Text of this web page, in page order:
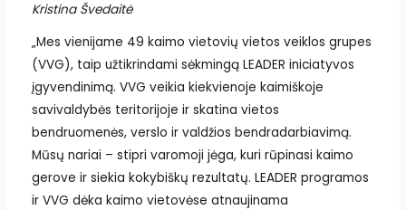
Kristina Švedaitė
„Mes vienijame 49 kaimo vietovių vietos veiklos grupes
(VVG), taip užtikrindami sėkmingą LEADER iniciatyvos
įgyvendinimą. VVG veikia kiekvienoje kaimiškoje
savivaldybės teritorijoje ir skatina vietos
bendruomenės, verslo ir valdžios bendradarbiavimą.
Mūsų nariai – stipri varomoji jėga, kuri rūpinasi kaimo
gerove ir siekia kokybiškų rezultatų. LEADER programos
ir VVG dėka kaimo vietovėse atnaujinama